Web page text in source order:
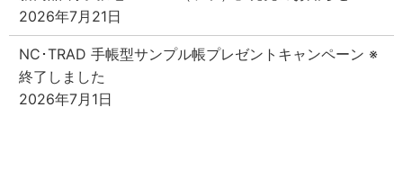
2026年7月21日
NC･TRAD 手帳型サンプル帳プレゼントキャンペーン ※
終了しました
2026年7月1日